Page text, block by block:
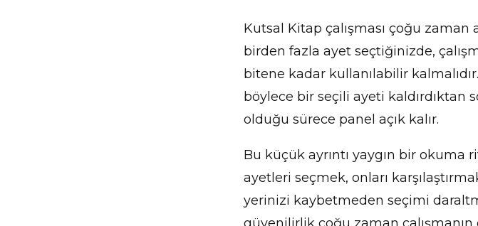
Kutsal Kitap çalışması çoğu
birden fazla ayet seçtiğinizde,
bitene kadar kullanılabilir
böylece bir seçili ayeti kaldırdıktan
olduğu sürece panel açık kalır.
Bu küçük ayrıntı yaygın bir
ayetleri seçmek, onları
yerinizi kaybetmeden seçimi
güvenilirlik çoğu zaman çalışmanın